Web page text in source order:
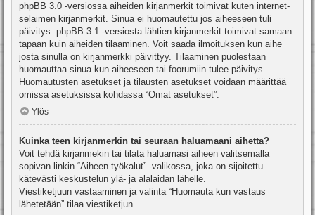
phpBB 3.0 -versiossa aiheiden kirjanmerkit toimivat kuten internet-
selaimen kirjanmerkit. Sinua ei huomautettu jos aiheeseen tuli
päivitys. phpBB 3.1 -versiosta lähtien kirjanmerkit toimivat samaan
tapaan kuin aiheiden tilaaminen. Voit saada ilmoituksen kun aihe
josta sinulla on kirjanmerkki päivittyy. Tilaaminen puolestaan
huomauttaa sinua kun aiheeseen tai foorumiin tulee päivitys.
Huomautusten asetukset ja tilausten asetukset voidaan määrittää
omissa asetuksissa kohdassa “Omat asetukset”.
Ylös
Kuinka teen kirjanmerkin tai seuraan haluamaani aihetta?
Voit tehdä kirjanmekin tai tilata haluamasi aiheen valitsemalla
sopivan linkin “Aiheen työkalut” -valikossa, joka on sijoitettu
kätevästi keskustelun ylä- ja alalaidan lähelle.
Viestiketjuun vastaaminen ja valinta “Huomauta kun vastaus
lähetetään” tilaa viestiketjun.